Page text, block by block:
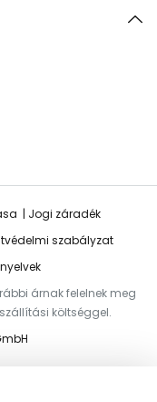
Jogi záradék
szabályzat
árnak felelnek meg
szállítási költséggel.